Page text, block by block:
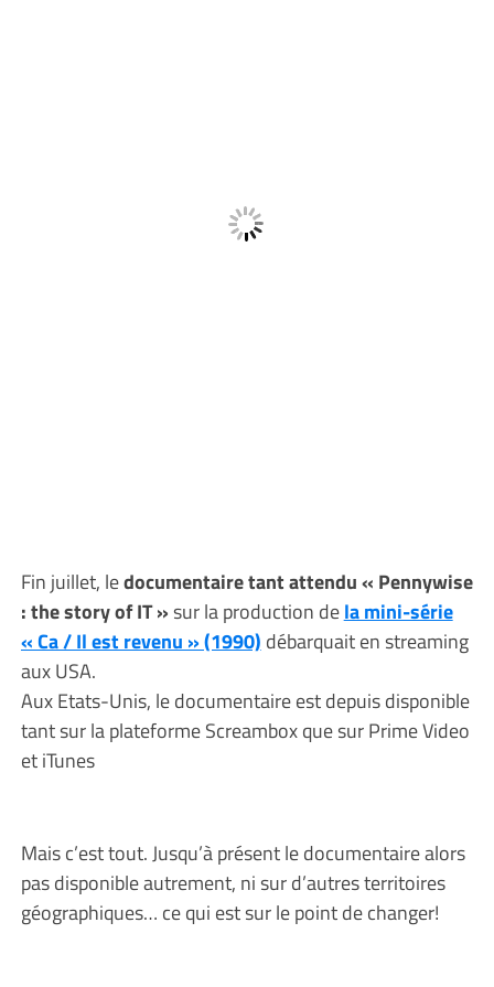
Fin juillet, ledocumentaire tant attendu « Pennywise
: the story of IT »sur la production dela mini-série
« Ca / Il est revenu » (1990) débarquait en streaming
aux USA.
Aux Etats-Unis, le documentaire est depuis disponible
tant sur la plateforme Screambox que sur Prime Video
et iTunes
Mais c’est tout. Jusqu’à présent le documentaire alors
pas disponible autrement, ni sur d’autres territoires
géographiques… ce qui est sur le point de changer!